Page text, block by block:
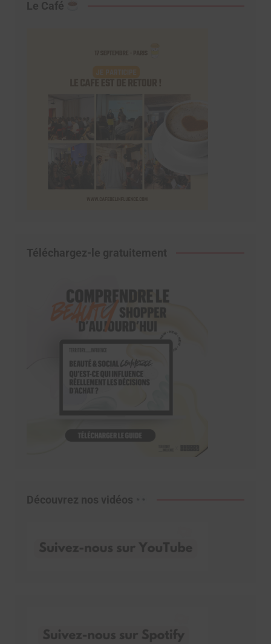
Le Café
Téléchargez-le gratuitement
Découvrez nos vidéos